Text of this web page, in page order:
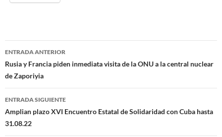
Navegación
de
entradas
ENTRADA ANTERIOR
Rusia y Francia piden inmediata visita de la ONU a la central nuclear
de Zaporiyia
ENTRADA SIGUIENTE
Amplian plazo XVI Encuentro Estatal de Solidaridad con Cuba hasta
31.08.22